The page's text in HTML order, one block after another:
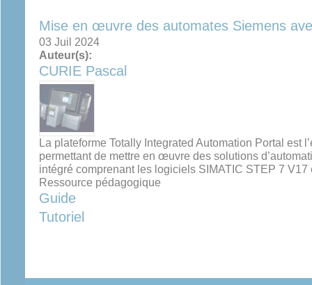
Mise en œuvre des automates Siemens
03 Juil 2024
Auteur(s):
CURIE Pascal
La plateforme Totally Integrated Automation Portal est
permettant de mettre en œuvre des solutions
intégré comprenant les logiciels SIMATIC STEP 7
Ressource pédagogique
Guide
Tutoriel